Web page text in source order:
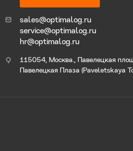
sales@optimalog.ru
service@optimalog.ru
hr@optimalog.ru
115054, Москва., Павелецкая
Павелецкая Плаза (Paveletskaya